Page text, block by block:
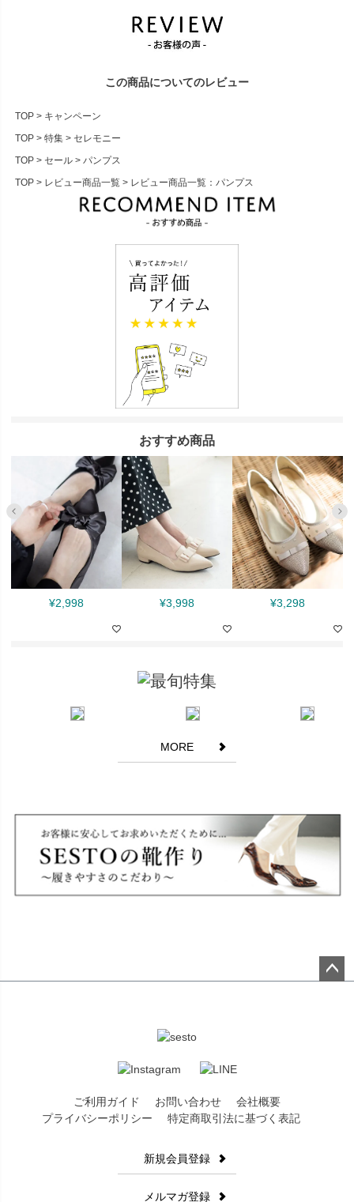
この商品についてのレビュー
TOP
キャンペーン
TOP
特集
セレモニー
TOP
セール
パンプス
TOP
レビュー商品一覧 レビュー商品一覧：パンプス
おすすめ商品
¥2,998 ¥3,998 ¥3,298
MORE
ご利用ガイド お問い合わせ
会社概要
プライバシーポリシー
特定商取引法に基づく表記
新規会員登録
メルマガ登録